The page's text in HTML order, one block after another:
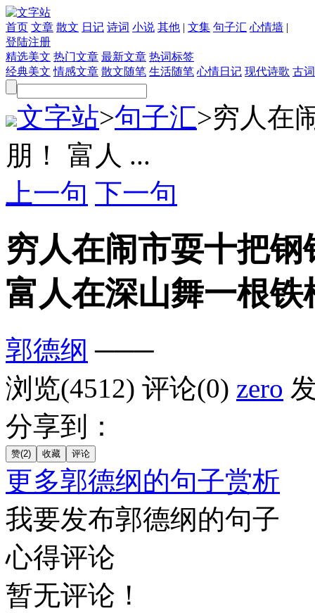
首页 文章 散文 日记 诗词 小说 其他 | 文集 句子汇 心情墙 |
登陆注册
精选美文 热门文章 最新文章 热词标签
经典美文 情感文章 散文随笔 生活随笔 心情日记 现代诗歌 古
文字站>句子汇>穷人在
朋！ 富人 ...
上一句 下一句
穷人在闹市耍十把
富人在深山舞一根
郭德纲 ───
浏览(4512) 评论(0) zero
分享到：
更多郭德纲的句子赏析
我要发布郭德纲的句子
心得评论
暂无评论！